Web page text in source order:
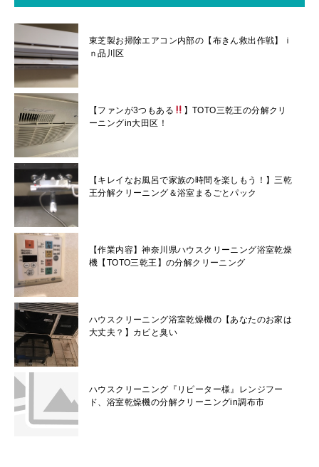
東芝製お掃除エアコン内部の【布きん救出作戦】ｉ
ｎ品川区
【ファンが3つもある
】TOTO三乾王の分解クリ
ーニングin大田区！
【キレイなお風呂で家族の時間を楽しもう！】三乾
王分解クリーニング＆浴室まるごとパック
【作業内容】神奈川県ハウスクリーニング浴室乾燥
機【TOTO三乾王】の分解クリーニング
ハウスクリーニング浴室乾燥機の【あなたのお家は
大丈夫？】カビと臭い
ハウスクリーニング『リピーター様』レンジフー
ド、浴室乾燥機の分解クリーニングin調布市